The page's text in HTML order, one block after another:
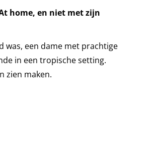
home, en niet met zijn
was, een dame met prachtige
in een tropische setting.
zien maken.